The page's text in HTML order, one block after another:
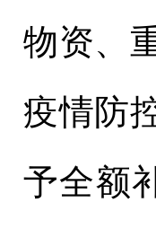
物资、
疫情防
予全额